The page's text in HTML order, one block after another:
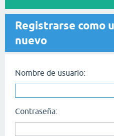
Registrarse como
nuevo
Nombre de usuario:
Contraseña: